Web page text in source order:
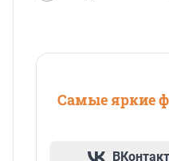
Самые яркие